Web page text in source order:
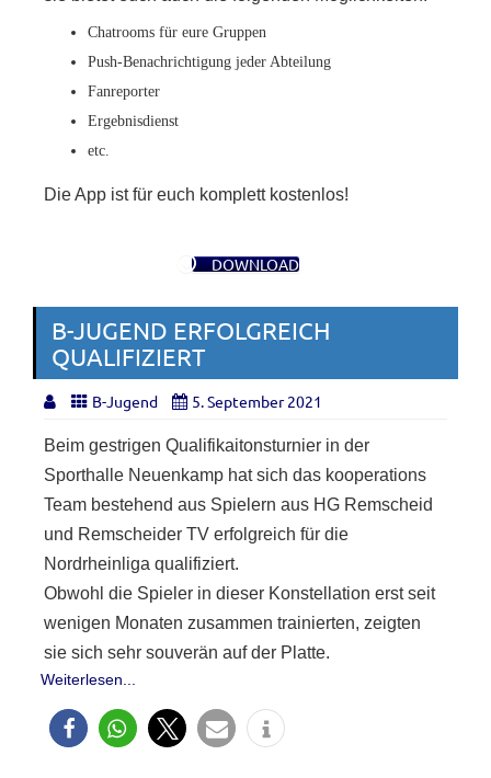
Chatrooms für eure Gruppen
Push-Benachrichtigung jeder Abteilung
Fanreporter
Ergebnisdienst
etc.
Die App ist für euch komplett kostenlos!
DOWNLOAD
B-JUGEND ERFOLGREICH
QUALIFIZIERT
B-Jugend 5. September 2021
Beim gestrigen Qualifikaitonsturnier in der
Sporthalle Neuenkamp hat sich das kooperations
Team bestehend aus Spielern aus HG Remscheid
und Remscheider TV erfolgreich für die
Nordrheinliga qualifiziert.
Obwohl die Spieler in dieser Konstellation erst seit
wenigen Monaten zusammen trainierten, zeigten
sie sich sehr souverän auf der Platte.
Weiterlesen...